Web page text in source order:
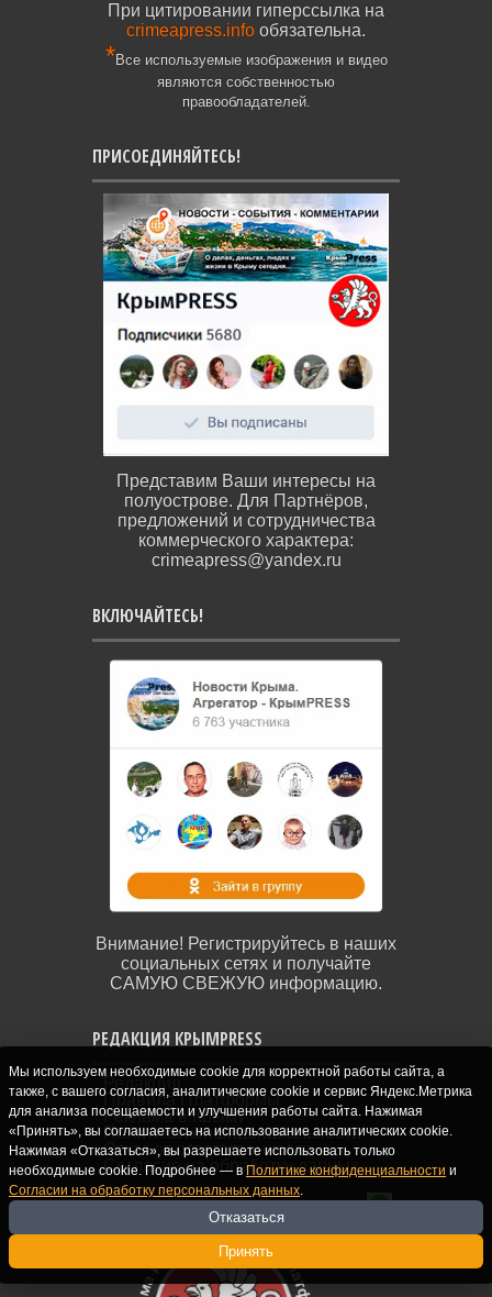
При цитировании гиперссылка на
crimeapress.info обязательна.
*Все используемые изображения и видео
являются собственностью
правообладателей.
ПРИСОЕДИНЯЙТЕСЬ!
Представим Ваши интересы на
полуострове. Для Партнёров,
предложений и сотрудничества
коммерческого характера:
crimeapress@yandex.ru
ВКЛЮЧАЙТЕСЬ!
Внимание! Регистрируйтесь в наших
социальных сетях и получайте
САМУЮ СВЕЖУЮ информацию.
РЕДАКЦИЯ КРЫМPRESS
Редакция
Правила Платформы
Реклама в Крыму
Политика конфиденциальности
Отказ от ответственности
Согласие на обработку данных
Мы используем необходимые cookie для корректной работы сайта, а
также, с вашего согласия, аналитические cookie и сервис Яндекс.Метрика
для анализа посещаемости и улучшения работы сайта. Нажимая
«Принять», вы соглашаетесь на использование аналитических cookie.
Нажимая «Отказаться», вы разрешаете использовать только
необходимые cookie. Подробнее — в Политике конфиденциальности и
Согласии на обработку персональных данных.
Отказаться
Принять